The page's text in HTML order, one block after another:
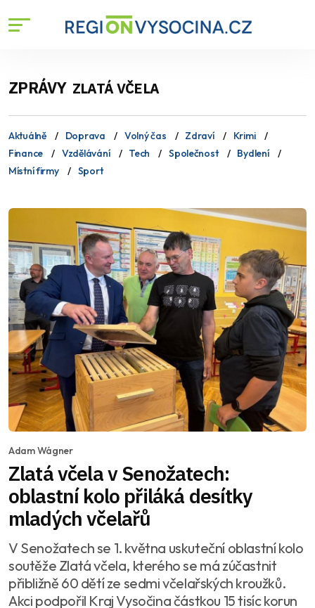
ZPRÁVY ZLATÁ VČELA
Aktuálně Doprava Volný čas Zdraví
Krimi
Finance
Vzdělávání Tech Společnost
Bydlení
Místní firmy
Sport
Adam Wágner
Zlatá včela v Senožatech:
oblastní kolo přiláká desítky
mladých včelařů
V Senožatech se 1. května uskuteční oblastní kolo
soutěže Zlatá včela, kterého se má zúčastnit
přibližně 60 dětí ze sedmi včelařských kroužků.
Akci podpořil Kraj Vysočina částkou 15 tisíc korun